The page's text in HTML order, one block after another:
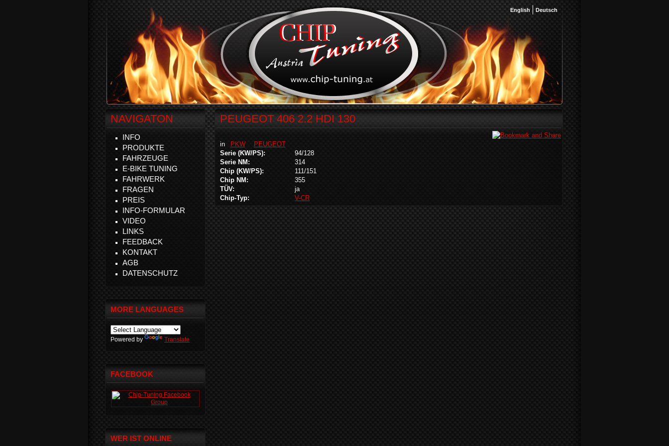
English Deutsch
PEUGEOT 406 2.2 HDI 130
in PKW
PEUGEOT
Serie (KW/PS):
94/128
Serie NM:
314
Chip (KW/PS):
111/151
Chip NM:
355
TÜV:
ja
Chip-Typ:
V-CR
NAVIGATON
INFO
PRODUKTE
FAHRZEUGE
E-BIKE TUNING
FAHRWERK
FRAGEN
PREIS
INFO-FORMULAR
VIDEO
LINKS
FEEDBACK
KONTAKT
AGB
DATENSCHUTZ
MORE LANGUAGES
Powered by Translate
FACEBOOK
WER IST ONLINE